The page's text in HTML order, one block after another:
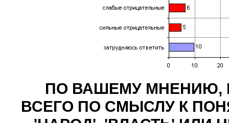
ПО ВАШЕМУ МНЕНИЮ,
ВСЕГО ПО СМЫСЛУ К